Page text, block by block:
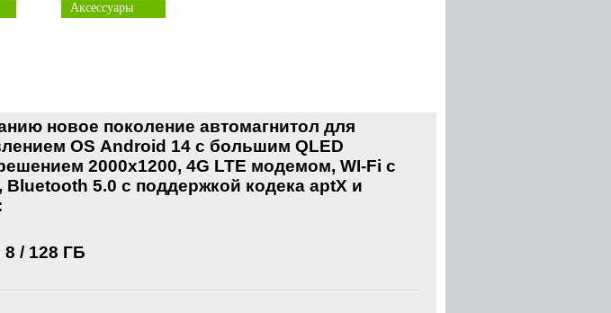
Аксессуары
новое поколение автомагнитол для
OS Android 14 с большим QLED
2000x1200, 4G LTE модемом, WI-Fi с
5.0 с поддержкой кодека aptX и
8 / 128 ГБ